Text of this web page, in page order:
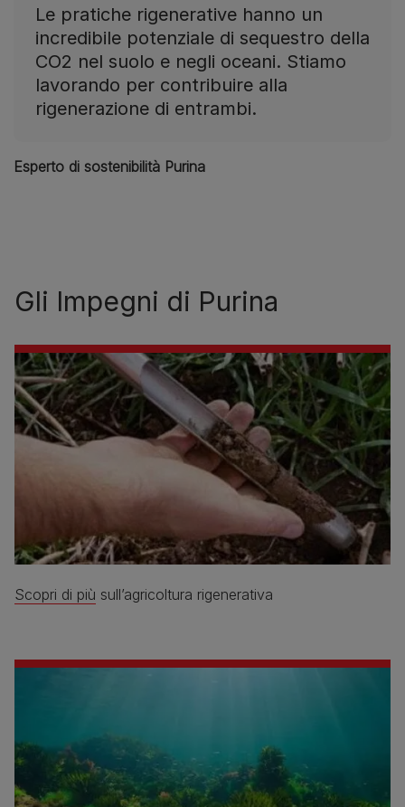
Le pratiche rigenerative hanno un
incredibile potenziale di sequestro della
CO2 nel suolo e negli oceani. Stiamo
lavorando per contribuire alla
rigenerazione di entrambi.
Esperto di sostenibilità Purina
Gli Impegni di Purina
Scopri di più sull’agricoltura rigenerativa